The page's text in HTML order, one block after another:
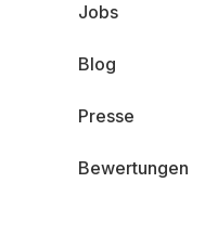
Jobs
Blog
Presse
Bewertungen